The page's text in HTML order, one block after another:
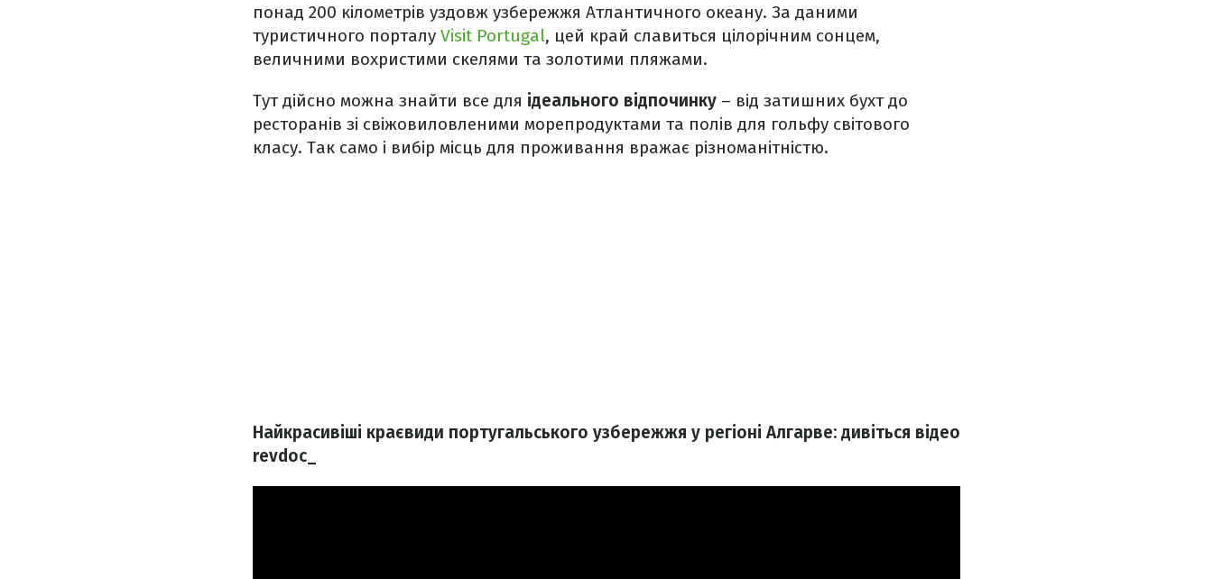
понад 200 кілометрів уздовж узбережжя Атлантичного океану. За даними
туристичного порталу Visit Portugal, цей край славиться цілорічним сонцем,
величними вохристими скелями та золотими пляжами.
Тут дійсно можна знайти все для ідеального відпочинку – від затишних бухт до
ресторанів зі свіжовиловленими морепродуктами та полів для гольфу світового
класу. Так само і вибір місць для проживання вражає різноманітністю.
Найкрасивіші краєвиди португальського узбережжя у регіоні Алгарве: дивіться відео
revdoc_